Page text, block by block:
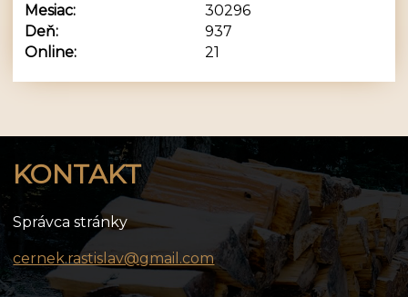
Online: 21
Mesiac:
30296
Deň:
937
KONTAKT
Správca stránky
cernek.rastislav@gmail.com